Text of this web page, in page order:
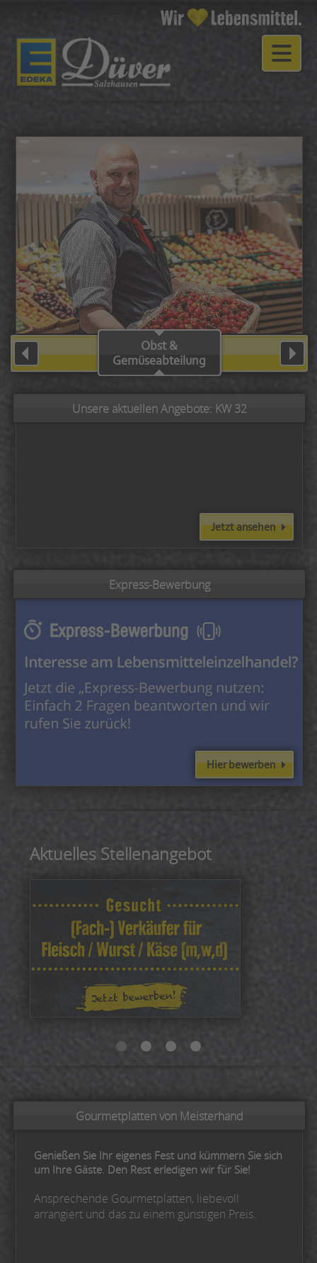
Obst &
Gemüseabteilung
Unsere aktuellen Angebote: KW 32
Jetzt ansehen
Express-Bewerbung
Hier bewerben
Aktuelles Stellenangebot
Gourmetplatten von Meisterhand
Genießen Sie Ihr eigenes Fest und kümmern Sie sich
um Ihre Gäste. Den Rest erledigen wir für Sie!
Ansprechende Gourmetplatten, liebevoll
arrangiert und das zu einem günstigen Preis.